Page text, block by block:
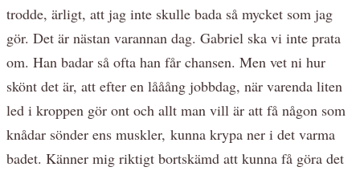
trodde, ärligt, att jag inte skulle bada så mycket som jag
gör. Det är nästan varannan dag. Gabriel ska vi inte prata
om. Han badar så ofta han får chansen. Men vet ni hur
skönt det är, att efter en lååång jobbdag, när varenda liten
led i kroppen gör ont och allt man vill är att få någon som
knådar sönder ens muskler, kunna krypa ner i det varma
badet. Känner mig riktigt bortskämd att kunna få göra det